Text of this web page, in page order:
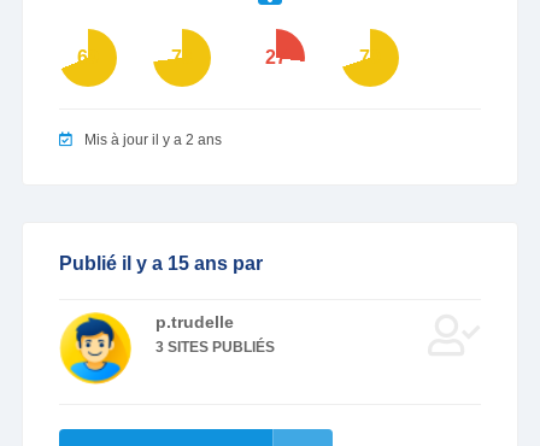
69 73 27 70
Mis à jour il y a 2 ans
Publié il y a 15 ans par
p.trudelle
3 SITES PUBLIÉS